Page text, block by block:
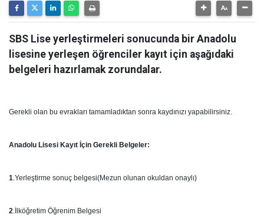
SBS Lise yerleştirmeleri sonucunda bir Anadolu
lisesine yerleşen öğrenciler kayıt için aşağıdaki
belgeleri hazırlamak zorundalar.
Gerekli olan bu evrakları tamamladıktan sonra kaydınızı yapabilirsiniz.
Anadolu Lisesi Kayıt İçin Gerekli Belgeler:
1.Yerleştirme sonuç belgesi(Mezun olunan okuldan onaylı)
2.İlköğretim Öğrenim Belgesi